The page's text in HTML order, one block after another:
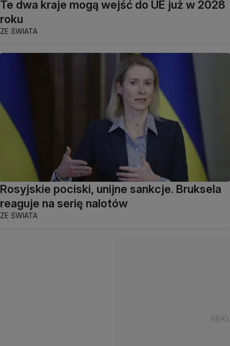
Te dwa kraje mogą wejść do UE już w 2028
roku
ZE ŚWIATA
Rosyjskie pociski, unijne sankcje. Bruksela
reaguje na serię nalotów
ZE ŚWIATA